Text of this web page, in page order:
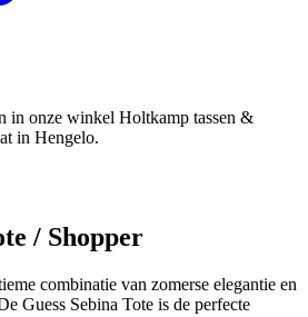
in onze winkel Holtkamp tassen &
in Hengelo.
/ Shopper
combinatie van zomerse elegantie en
Guess Sebina Tote is de perfecte